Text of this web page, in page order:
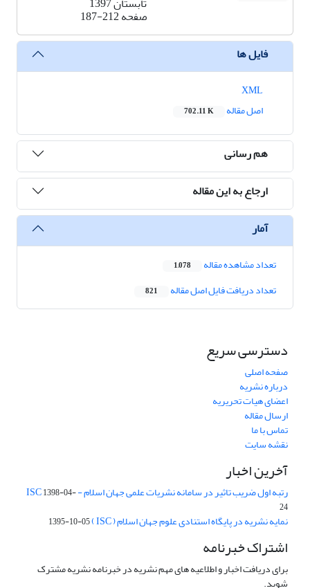
صفحه187-212
فایل ها
اصل مقاله
702.11 K
هم رسانی
ارجاع به این مقاله
آمار
تعداد مشاهده مقاله 1,078
تعداد دریافت فایل اصل مقاله 821
دسترسی سریع
صفحه اصلی
درباره نشریه
اعضای هیات تحریریه
ارسال مقاله
تماس با ما
نقشه سایت
آخرین اخبار
رتبه اول ضریب تاثیر در سامانه نشریات علمی جهان اسلام - ISC1398-04-
24
نمایه نشریه در پایگاه استنادی علوم جهان اسلام ( ISC ) 1395-10-05
اشتراک خبرنامه
برای دریافت اخبار و اطلاعیه های مهم نشریه در خبرنامه نشریه مشترک
شوید.